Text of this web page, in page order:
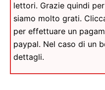
lettori. Grazie quindi
siamo molto grati.
per effettuare un
paypal. Nel caso di un
dettagli.